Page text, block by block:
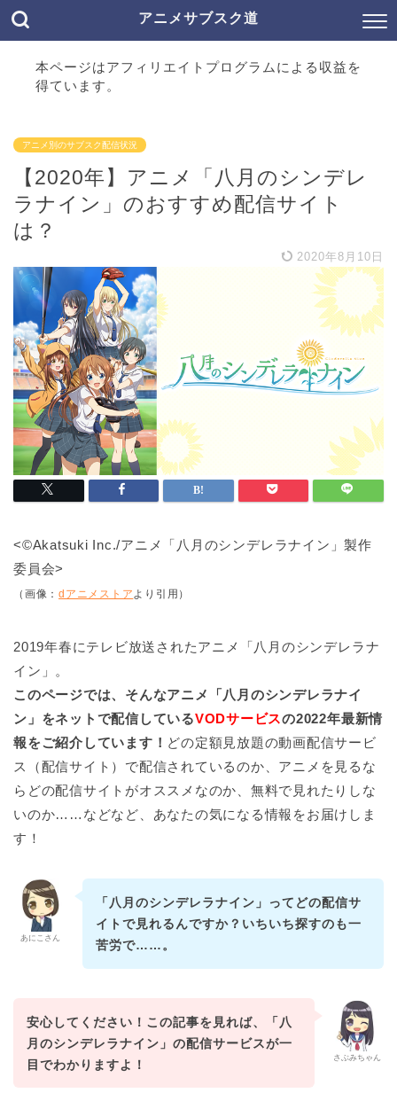
アニメサブスク道
本ページはアフィリエイトプログラムによる収益を
得ています。
アニメ別のサブスク配信状況
【2020年】アニメ「八月のシンデレ
ラナイン」のおすすめ配信サイト
は？
2020年8月10日
<©Akatsuki Inc./アニメ「八月のシンデレラナイン」製作
委員会>
（画像：dアニメストアより引用）
2019年春にテレビ放送されたアニメ「八月のシンデレラナ
イン」。
このページでは、そんなアニメ「八月のシンデレラナイ
ン」をネットで配信しているVODサービスの2022年最新情
報をご紹介しています！ どの定額見放題の動画配信サービ
ス（配信サイト）で配信されているのか、アニメを見るな
らどの配信サイトがオススメなのか、無料で見れたりしな
いのか……などなど、あなたの気になる情報をお届けしま
す！
あにこさん
「八月のシンデレラナイン」ってどの配信サ
イトで見れるんですか？いちいち探すのも一
苦労で……。
さぶみちゃん
安心してください！この記事を見れば、「八
月のシンデレラナイン」の配信サービスが一
目でわかりますよ！